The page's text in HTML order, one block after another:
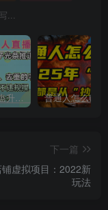
...
一生所爱无人整蛊升级版9.0，利用动态噪点+光斑粒子光条推进的特效玩法，内附暴击、合并帧、干扰、去重的手法，实现24小时实时直播不违规操，单场日入1500+，小白也能无脑驾驭
下一篇
虚拟项目：2022新
玩法